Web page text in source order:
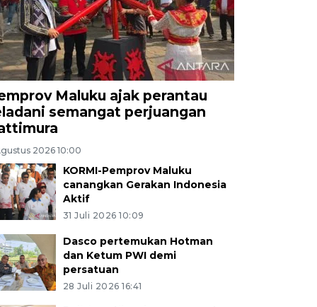
Maluku ajak perantau
semangat perjuangan
2026 10:00
KORMI-Pemprov Maluku
canangkan Gerakan Indonesia
Aktif
31 Juli 2026 10:09
Dasco pertemukan Hotman
dan Ketum PWI demi
persatuan
28 Juli 2026 16:41